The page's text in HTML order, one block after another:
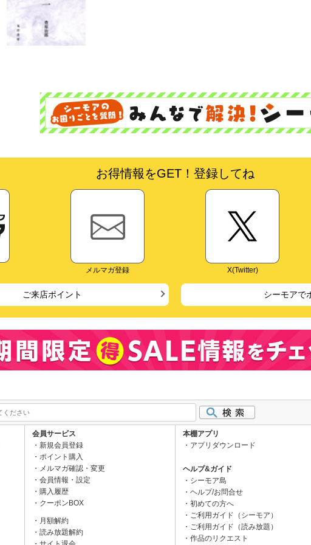
お得情報をGET！登録してね
メルマガ登録 X(Twitter)
ご来店ポイント シーモアで
会員サービス
新規会員登録
ポイント購入
メルマガ確認・変更
会員情報・設定
購入履歴
クーポンBOX
月額解約
読み放題解約
本棚アプリ
アプリダウンロード
ヘルプ&ガイド
シーモア島
ヘルプ/お問合せ
初めての方へ
ご利用ガイド（シーモア）
ご利用ガイド（読み放題）
作品のリクエスト